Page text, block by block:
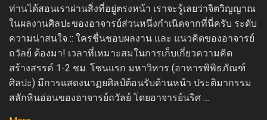
ท่านได้สอนเราผ่านสิ่งที่อยู่ตรงหน้า เราจะรู้เลยว่าจิตวิญญาณ
ในผลงานศิลปะของอาจารย์ส่วนหนึ่งกำเนิดจากที่นี่ครับ ระดับ
ความน่าสนใจ :: ใครชื่นชอบผลงาน และ แนวคิดของอาจารย์
ถวัลย์ ต้องมา! เวลาที่เหมาะสมในการเก็บเกี่ยวความคิด
สร้างสรรค์ 1-2 ชม. โซนแรก มหาวิหาร (อาหารพิพิธภัณฑ์
ศิลปะ) มีการแสดงนาฏยศิลป์ต้อนรับด้านหน้า ประติมากรรม
สลักหินอ่อนของอาจารย์ถวัลย์ โดยอาจารย์นริศ …